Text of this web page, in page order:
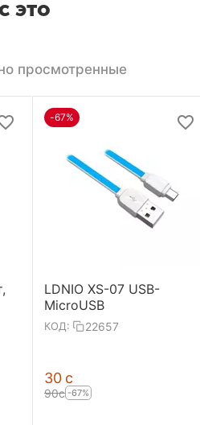
это
просмотренные
-67%
LDNIO XS-07 USB-
MicroUSB
КОД: 22657
‍30‍ с
‍90‍с -67%